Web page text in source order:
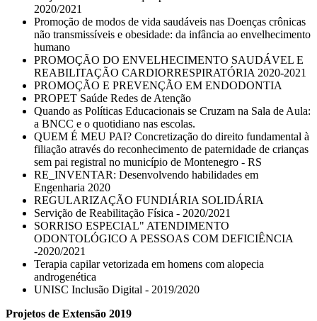
2020/2021
Promoção de modos de vida saudáveis nas Doenças crônicas
não transmissíveis e obesidade: da infância ao envelhecimento
humano
PROMOÇÃO DO ENVELHECIMENTO SAUDÁVEL E
REABILITAÇÃO CARDIORRESPIRATÓRIA 2020-2021
PROMOÇÃO E PREVENÇÃO EM ENDODONTIA
PROPET Saúde Redes de Atenção
Quando as Políticas Educacionais se Cruzam na Sala de Aula:
a BNCC e o quotidiano nas escolas.
QUEM É MEU PAI? Concretização do direito fundamental à
filiação através do reconhecimento de paternidade de crianças
sem pai registral no município de Montenegro - RS
RE_INVENTAR: Desenvolvendo habilidades em
Engenharia 2020
REGULARIZAÇÃO FUNDIÁRIA SOLIDÁRIA
Servição de Reabilitação Física - 2020/2021
SORRISO ESPECIAL" ATENDIMENTO
ODONTOLÓGICO A PESSOAS COM DEFICIÊNCIA
-2020/2021
Terapia capilar vetorizada em homens com alopecia
androgenética
UNISC Inclusão Digital - 2019/2020
Projetos de Extensão 2019